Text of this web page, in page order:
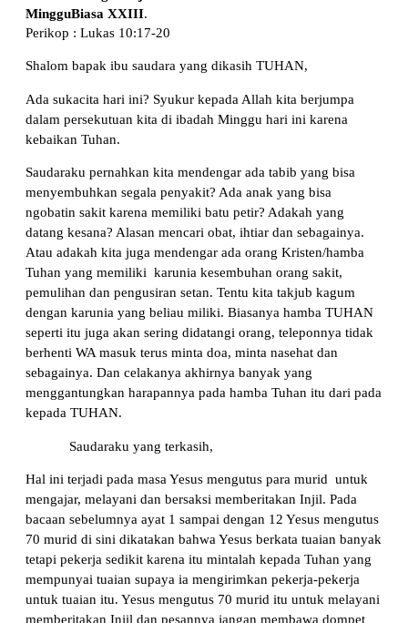
MingguBiasa XXIII.
Perikop : Lukas 10:17-20
Shalom bapak ibu saudara yang dikasih TUHAN,
Ada sukacita hari ini? Syukur kepada Allah kita berjumpa
dalam persekutuan kita di ibadah Minggu hari ini karena
kebaikan Tuhan.
Saudaraku pernahkan kita mendengar ada tabib yang bisa
menyembuhkan segala penyakit? Ada anak yang bisa
ngobatin sakit karena memiliki batu petir? Adakah yang
datang kesana? Alasan mencari obat, ihtiar dan sebagainya.
Atau adakah kita juga mendengar ada orang Kristen/hamba
Tuhan yang memiliki karunia kesembuhan orang sakit,
pemulihan dan pengusiran setan. Tentu kita takjub kagum
dengan karunia yang beliau miliki. Biasanya hamba TUHAN
seperti itu juga akan sering didatangi orang, teleponnya tidak
berhenti WA masuk terus minta doa, minta nasehat dan
sebagainya. Dan celakanya akhirnya banyak yang
menggantungkan harapannya pada hamba Tuhan itu dari pada
kepada TUHAN.
Saudaraku yang terkasih,
Hal ini terjadi pada masa Yesus mengutus para murid untuk
mengajar, melayani dan bersaksi memberitakan Injil. Pada
bacaan sebelumnya ayat 1 sampai dengan 12 Yesus mengutus
70 murid di sini dikatakan bahwa Yesus berkata tuaian banyak
tetapi pekerja sedikit karena itu mintalah kepada Tuhan yang
mempunyai tuaian supaya ia mengirimkan pekerja-pekerja
untuk tuaian itu. Yesus mengutus 70 murid itu untuk melayani
memberitakan Injil dan pesannya jangan membawa dompet